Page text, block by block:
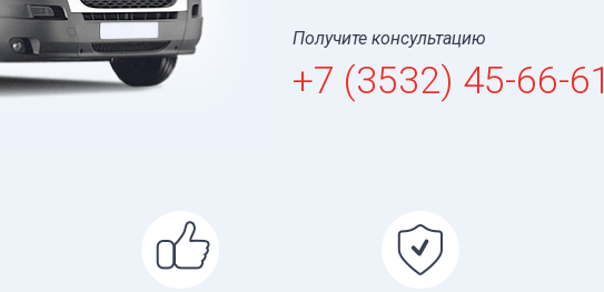
Получите консультацию
+7 (3532) 45-66-61